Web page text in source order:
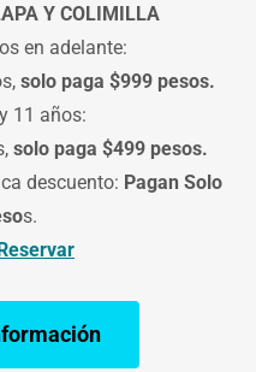
Y COLIMILLA
en adelante:
solo paga $999 pesos.
11 años:
solo paga $499 pesos.
descuento: Pagan Solo
s.